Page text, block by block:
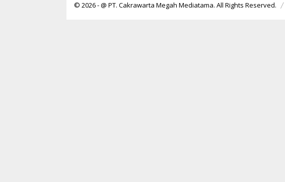
© 2026 - @ PT. Cakrawarta Megah Mediatama. All Rights Reserved.